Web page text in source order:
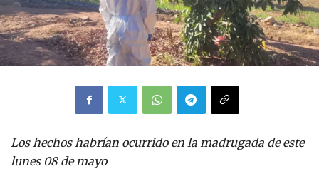
Los hechos habrían ocurrido en la madrugada de este
lunes 08 de mayo